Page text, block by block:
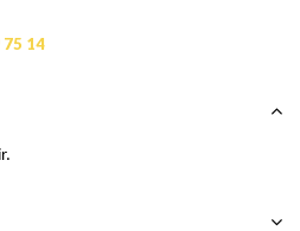
75 14